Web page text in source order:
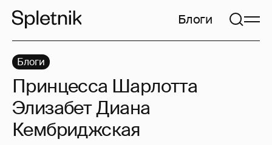
Блоги
Блоги
Принцесса Шарлотта
Элизабет Диана
Кембриджская